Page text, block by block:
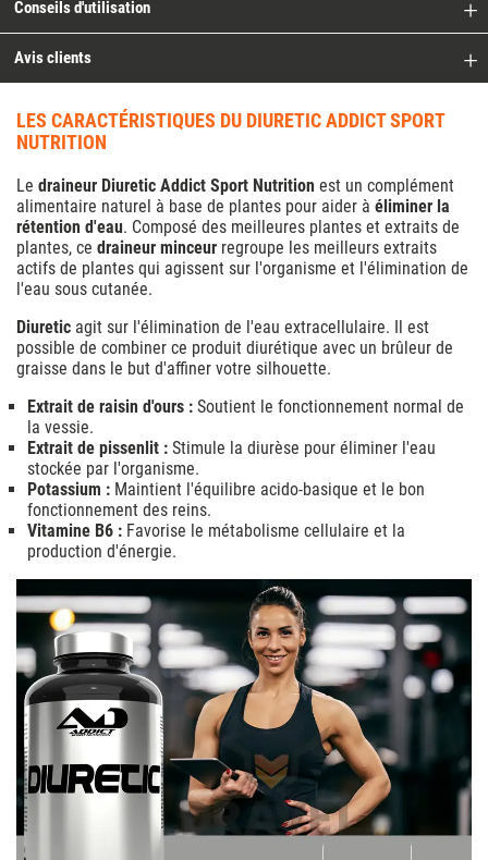
Conseils d'utilisation
Avis clients
LES CARACTÉRISTIQUES DU DIURETIC ADDICT SPORT
NUTRITION
Le draineur Diuretic Addict Sport Nutrition est un complément
alimentaire naturel à base de plantes pour aider à éliminer la
rétention d'eau. Composé des meilleures plantes et extraits de
plantes, ce draineur minceur regroupe les meilleurs extraits
actifs de plantes qui agissent sur l'organisme et l'élimination de
l'eau sous cutanée.
Diuretic agit sur l'élimination de l'eau extracellulaire. Il est
possible de combiner ce produit diurétique avec un brûleur de
graisse dans le but d'affiner votre silhouette.
Extrait de raisin d'ours : Soutient le fonctionnement normal de
la vessie.
Extrait de pissenlit : Stimule la diurèse pour éliminer l'eau
stockée par l'organisme.
Potassium : Maintient l'équilibre acido-basique et le bon
fonctionnement des reins.
Vitamine B6 : Favorise le métabolisme cellulaire et la
production d'énergie.